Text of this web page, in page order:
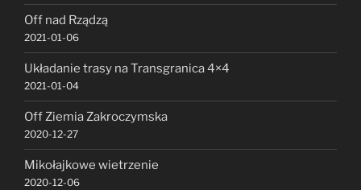
Off nad Rządzą
2021-01-06
Układanie trasy na Transgranica 4×4
2021-01-04
Off Ziemia Zakroczymska
2020-12-27
Mikołajkowe wietrzenie
2020-12-06